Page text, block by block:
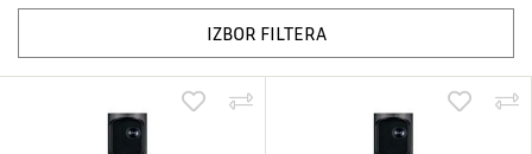
IZBOR FILTERA